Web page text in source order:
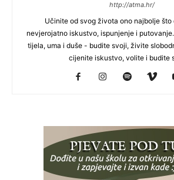
http://atma.hr/
Učinite od svog života ono najbolje što
nevjerojatno iskustvo, ispunjenje i
tijela, uma i duše - budite svoji, živite
cijenite iskustvo, volite i budite